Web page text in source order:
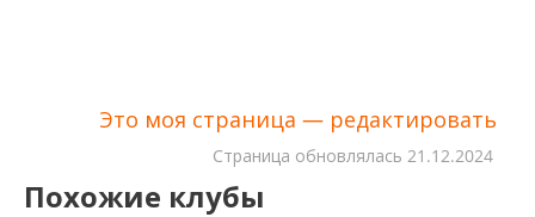
Это моя страница — редактировать
Cтраница обновлялась 21.12.2024
Похожие клубы